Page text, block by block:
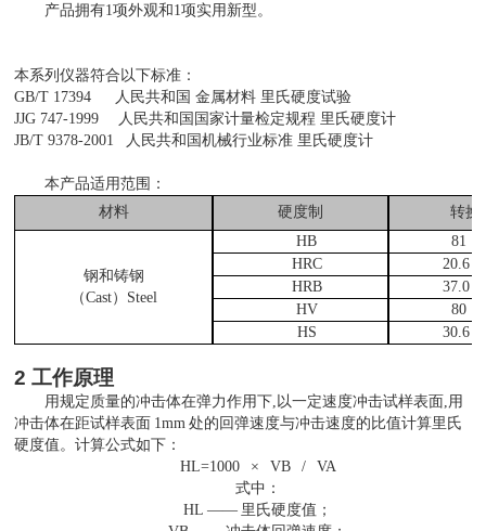
产品拥有1项外观和1项实用新型。
本系列仪器符合以下标准：
GB/T 17394
人民共和国 金属材料 里氏硬度试验
JJG 747-1999
人民共和国国家计量检定规程 里氏硬度计
JB/T 9378-2001
人民共和国机械行业标准 里氏硬度计
本产品适用范围：
材料
硬度制 转换
钢和铸钢
（Cast）Steel
HB 81
HRC
20.6
HRB
37.0
HV
80
HS
30.6
2工作原理
用规定质量的冲击体在弹力作用下 ,以一定速度冲击试样表面,用
冲击体在距试样表面 1mm 处的回弹速度与冲击速度的比值计算里氏
硬度值。计算公式如下：
HL=1000
× VB /
VA
式中：
HL —— 里氏硬度值；